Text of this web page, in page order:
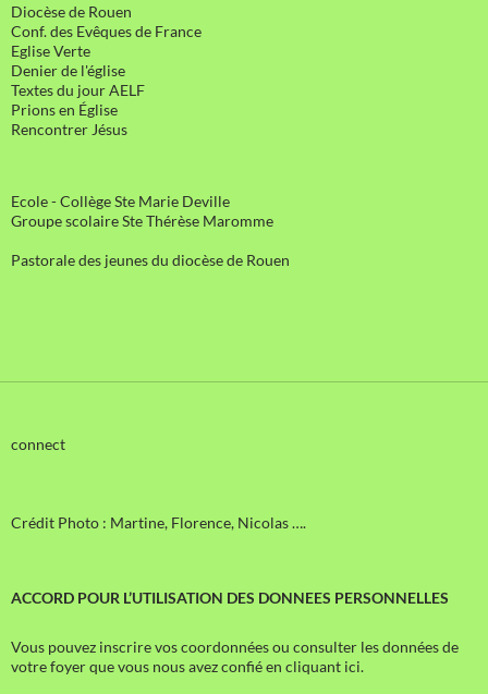
Diocèse de Rouen
Conf. des Evêques de France
Eglise Verte
Denier de l'église
Textes du jour AELF
Prions en Église
Rencontrer Jésus
Ecole - Collège Ste Marie Deville
Groupe scolaire Ste Thérèse Maromme
Pastorale des jeunes du diocèse de Rouen
connect
Crédit Photo : Martine, Florence, Nicolas ….
ACCORD POUR L’UTILISATION DES DONNEES PERSONNELLES
Vous pouvez inscrire vos coordonnées ou consulter les données de
votre foyer que vous nous avez confié en cliquant ici.